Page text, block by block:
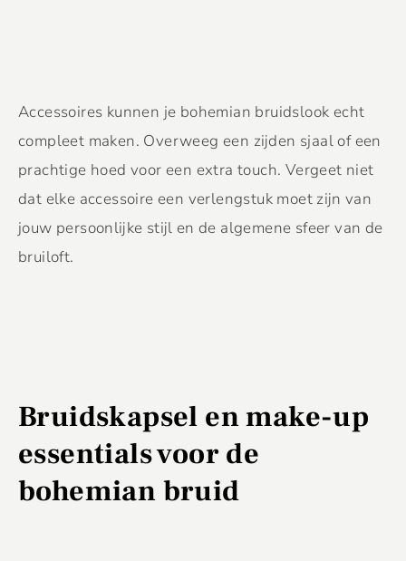
Accessoires kunnen je bohemian bruidslook echt
compleet maken. Overweeg een zijden sjaal of een
prachtige hoed voor een extra touch. Vergeet niet
dat elke accessoire een verlengstuk moet zijn van
jouw persoonlijke stijl en de algemene sfeer van de
bruiloft.
Bruidskapsel en make-up
essentials voor de
bohemian bruid